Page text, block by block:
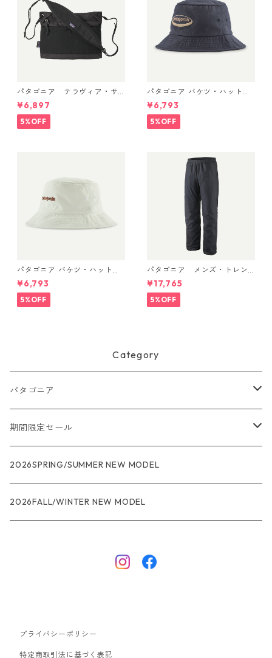
パタゴニア テラヴィア・サ
コッシュ 3L (カラー Black)
Patagonia Terravia Sacoche
Bag 3L 日本正規品 製品番号
48835
¥6,897
5%OFF
パタゴニア バケツ・ハット 3
3595 ’95 Oval Logo: Smold
er Blue
¥6,793
5%OFF
パタゴニア バケツ・ハット 3
3595 Text Logo: Birch Whit
e
¥6,793
5%OFF
パタゴニア メンズ・トレン
トシェル 3L・レイン・パンツ
（ショート） (カラー Black)
Patagonia Men's Torrentshe
ll 3L Rain Pants - Short 日本
¥17,765
5%OFF
Category
パタゴニア
メンズ
R1
R1エア
ウィメンズ
R1
ジャケット・アウター
ボードショーツ
期間限定セール
★★★
レインウェアー
2026SPRING/SUMMER NEW MODEL
2026FALL/WINTER NEW MODEL
プライバシーポリシー
特定商取引法に基づく表記